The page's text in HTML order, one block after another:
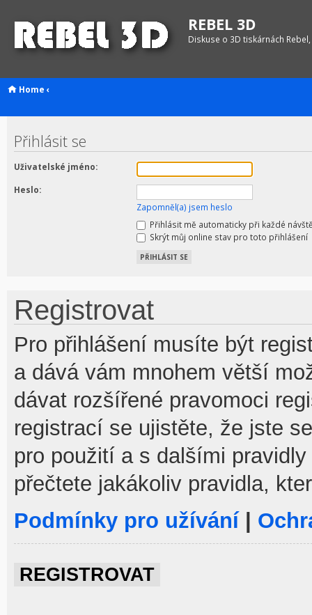
REBEL 3D
Diskuse o 3D tiskárnách
Home ‹
Přihlásit se
Uživatelské jméno:
Heslo:
Zapomněl(a) jsem heslo
Přihlásit mě automaticky při každé
Skrýt můj online stav pro toto přihlášení
Registrovat
Pro přihlášení musíte být
a dává vám mnohem větší
dávat rozšířené pravomoci
registrací se ujistěte, že jste
pro použití a s dalšími
přečtete jakákoliv pravidla,
Podmínky pro užívání|
REGISTROVAT